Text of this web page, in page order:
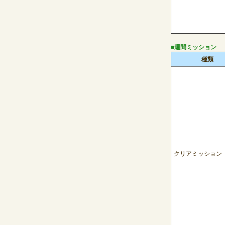
■週間ミッション
種類
クリアミッション